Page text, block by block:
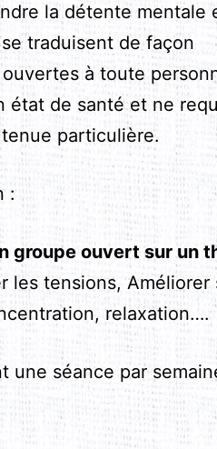
la détente mentale
traduisent de façon
à toute
état de santé et ne
particulière.
:
groupe ouvert sur un
les tensions, Améliorer
relaxation….
une séance par